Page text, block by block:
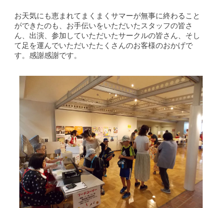
お天気にも恵まれてまくまくサマーが無事に終わること
ができたのも、お手伝いをいただいたスタッフの皆さ
ん、出演、参加していただいたサークルの皆さん、そし
て足を運んでいただいたたくさんのお客様のおかげで
す。感謝感謝です。